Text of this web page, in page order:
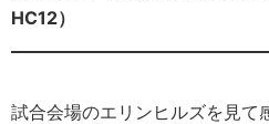
HC12）
試合会場のエリンヒルズを見て